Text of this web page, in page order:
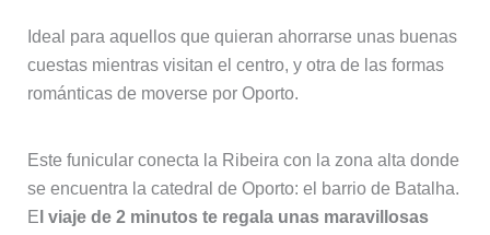
Ideal para aquellos que quieran ahorrarse unas buenas
cuestas mientras visitan el centro, y otra de las formas
románticas de moverse por Oporto.
Este funicular conecta la Ribeira con la zona alta donde
se encuentra la catedral de Oporto: el barrio de Batalha.
E l viaje de 2 minutos te regala unas maravillosas